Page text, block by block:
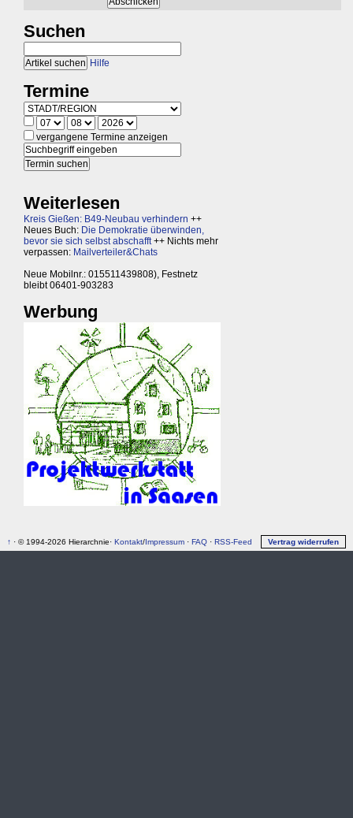
Suchen
Hilfe
Termine
vergangene Termine anzeigen
Weiterlesen
Kreis Gießen: B49-Neubau verhindern ++
Neues Buch: Die Demokratie überwinden,
bevor sie sich selbst abschafft++ Nichts mehr
verpassen: Mailverteiler&Chats
Neue Mobilnr.: 015511439808), Festnetz
bleibt 06401-903283
Werbung
↑ · © 1994-2026 Hierarchnie· Kontakt/Impressum · FAQ · RSS-Feed Vertrag widerrufen